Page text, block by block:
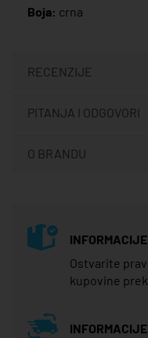
Boja: crna
RECENZIJE
PITANJA I ODGOVORI
O BRANDU
Ostvarite
kupovine